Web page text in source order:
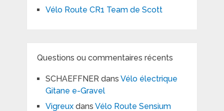
Vélo Route CR1 Team de Scott
Questions ou commentaires récents
SCHAEFFNERdans Vélo électrique
Gitane e-Gravel
Vigreuxdans Vélo Route Sensium